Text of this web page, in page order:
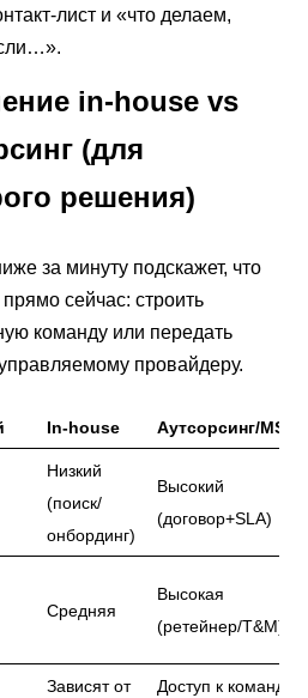
лист и «что делаем,
in-house vs
(для
решения)
за минуту подскажет, что
сейчас: строить
команду или передать
провайдеру.
In-house Аутсорсинг/MSP
Низкий
(поиск/
онбординг)
Высокий
(договор+SLA)
Средняя
Высокая
(ретейнер/T&M)
Зависят от
Доступ к команде